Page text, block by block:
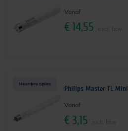
Vanaf
€14,55
Meerdere opties
Philips Master TL Mini
Vanaf
€3,15